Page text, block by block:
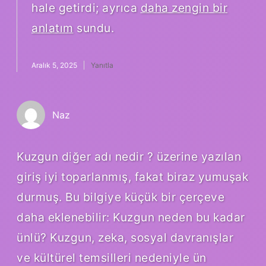
hale getirdi; ayrıca daha zengin bir
anlatım sundu.
Aralık 5, 2025 Yanıtla
Naz
Kuzgun diğer adı nedir ? üzerine yazılan
giriş iyi toparlanmış, fakat biraz yumuşak
durmuş. Bu bilgiye küçük bir çerçeve
daha eklenebilir: Kuzgun neden bu kadar
ünlü? Kuzgun, zeka, sosyal davranışlar
ve kültürel temsilleri nedeniyle ün